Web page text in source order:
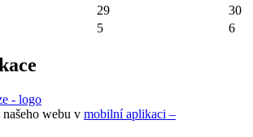
29
30
5 6
webu v mobilní aplikaci –